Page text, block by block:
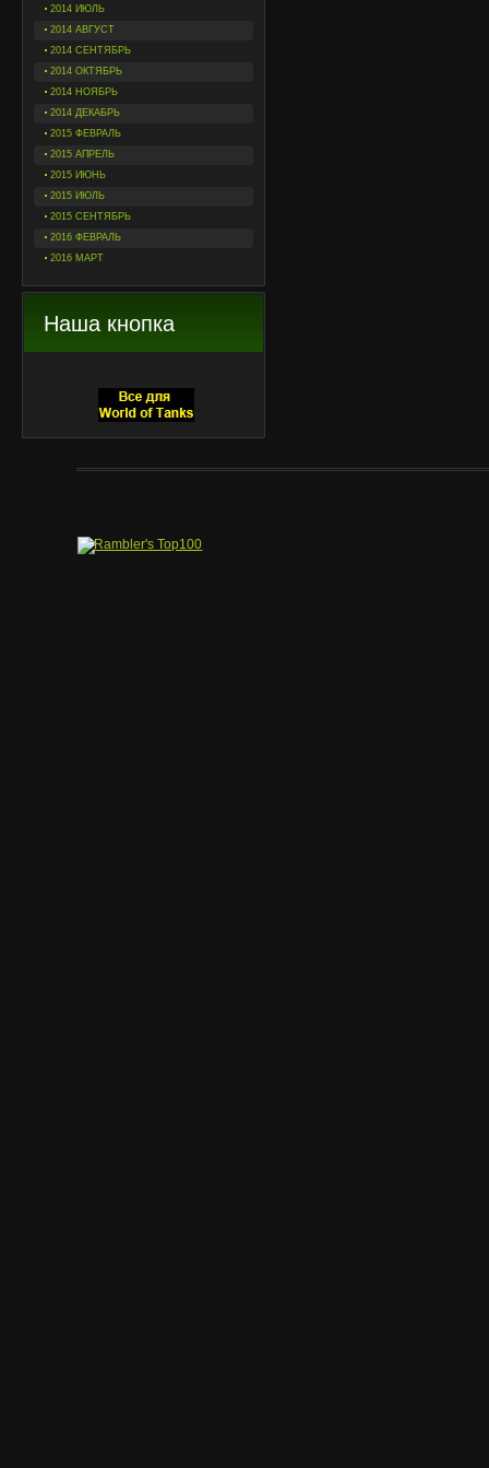
2014 ИЮЛЬ
2014 АВГУСТ
2014 СЕНТЯБРЬ
2014 ОКТЯБРЬ
2014 НОЯБРЬ
2014 ДЕКАБРЬ
2015 ФЕВРАЛЬ
2015 АПРЕЛЬ
2015 ИЮНЬ
2015 ИЮЛЬ
2015 СЕНТЯБРЬ
2016 ФЕВРАЛЬ
2016 МАРТ
Наша кнопка